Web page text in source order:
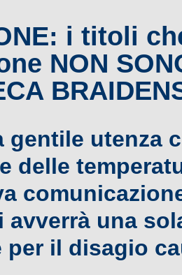
i titoli
NON
gentile utenza
delle
una
per il disagio